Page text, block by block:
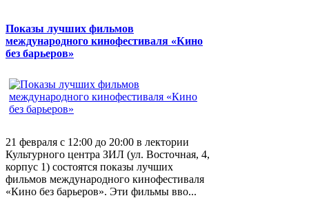
Показы лучших фильмов
международного кинофестиваля «Кино
без барьеров»
21 февраля с 12:00 до 20:00 в лектории
Культурного центра ЗИЛ (ул. Восточная, 4,
корпус 1) состоятся показы лучших
фильмов международного кинофестиваля
«Кино без барьеров». Эти фильмы вво...